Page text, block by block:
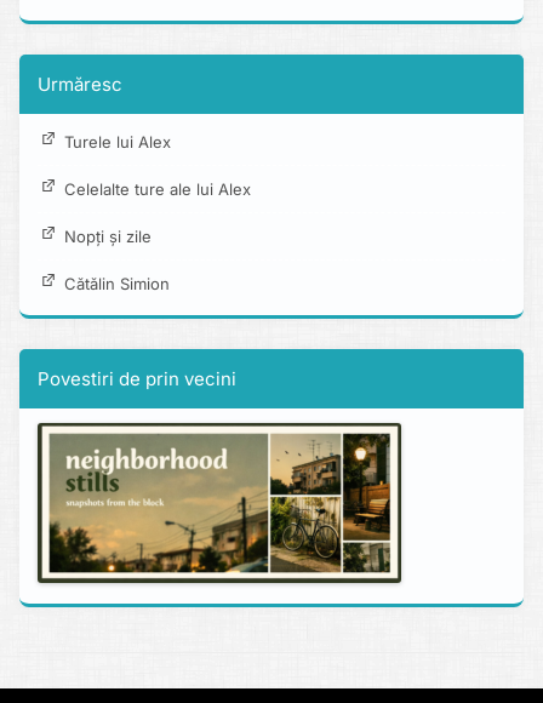
Urmăresc
Turele lui Alex
Celelalte ture ale lui Alex
Nopți și zile
Cătălin Simion
Povestiri de prin vecini